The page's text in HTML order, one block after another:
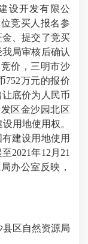
设开发有限公
竞买人报名参
、提交了竞买
局审核后确认
价，三明市沙
752万元的报价
让底价为人民币
区金沙园北区
用地使用权。
建设用地使用
2021年12月21
办公室反映，
自然资源局